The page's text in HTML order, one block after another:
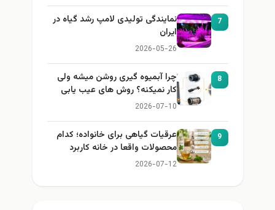
7
نمایندگی تولیدی لامپ رشد گیاه در
ایران
2026-05-26
8
چرا آبمیوه گیری روشن میشه ولی
کار نمیکنه؟ روش های عیب یابی
2026-07-10
9
عرقیات گیاهی برای خانواده؛ کدام
محصولات واقعا در خانه کاربرد
دارند؟
2026-07-12